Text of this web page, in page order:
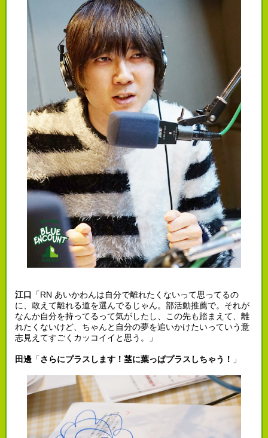
江口 「RN あいかわんは自分で離れたくないって思ってるの
に、敢えて離れる道を選んでるじゃん。部活動推薦で。それが
なんか自分を持ってるって気がしたし、この先も踏まえて、離
れたくないけど、ちゃんと自分の夢を追いかけたいっていう意
志見えてすごくカッコイイと思う。」
田邊「さらにプラスします！茎に葉っぱプラスしちゃう！ 」